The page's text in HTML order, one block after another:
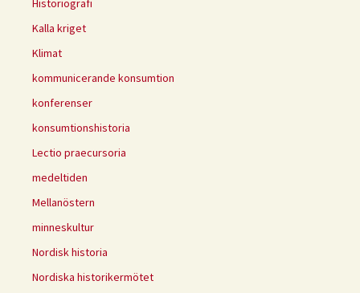
Kalla kriget
Klimat
kommunicerande konsumtion
konferenser
konsumtionshistoria
Lectio praecursoria
medeltiden
Mellanöstern
minneskultur
Nordisk historia
Nordiska historikermötet